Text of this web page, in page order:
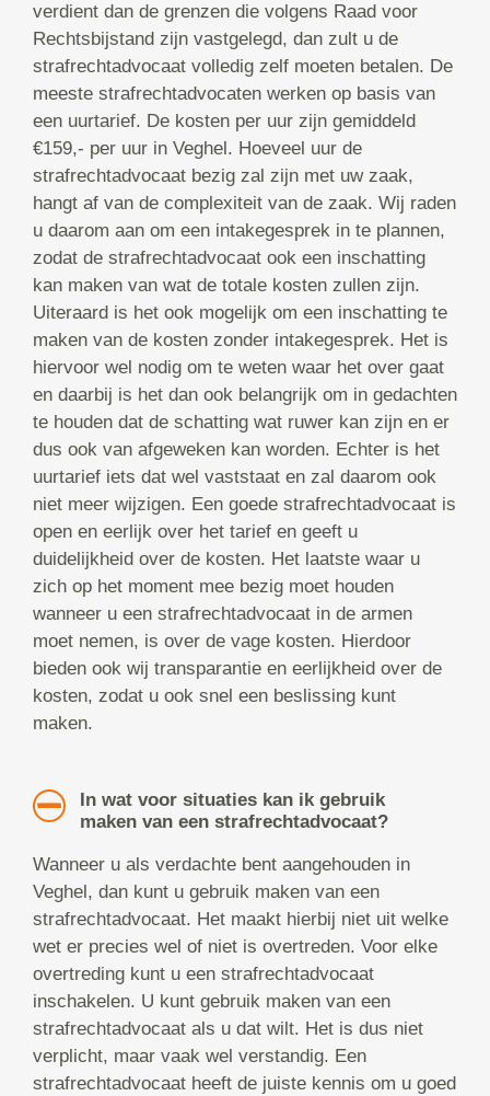
verdient dan de grenzen die volgens Raad voor
Rechtsbijstand zijn vastgelegd, dan zult u de
strafrechtadvocaat volledig zelf moeten betalen. De
meeste strafrechtadvocaten werken op basis van
een uurtarief. De kosten per uur zijn gemiddeld
€159,- per uur in Veghel. Hoeveel uur de
strafrechtadvocaat bezig zal zijn met uw zaak,
hangt af van de complexiteit van de zaak. Wij raden
u daarom aan om een intakegesprek in te plannen,
zodat de strafrechtadvocaat ook een inschatting
kan maken van wat de totale kosten zullen zijn.
Uiteraard is het ook mogelijk om een inschatting te
maken van de kosten zonder intakegesprek. Het is
hiervoor wel nodig om te weten waar het over gaat
en daarbij is het dan ook belangrijk om in gedachten
te houden dat de schatting wat ruwer kan zijn en er
dus ook van afgeweken kan worden. Echter is het
uurtarief iets dat wel vaststaat en zal daarom ook
niet meer wijzigen. Een goede strafrechtadvocaat is
open en eerlijk over het tarief en geeft u
duidelijkheid over de kosten. Het laatste waar u
zich op het moment mee bezig moet houden
wanneer u een strafrechtadvocaat in de armen
moet nemen, is over de vage kosten. Hierdoor
bieden ook wij transparantie en eerlijkheid over de
kosten, zodat u ook snel een beslissing kunt
maken.
In wat voor situaties kan ik gebruik
maken van een strafrechtadvocaat?
Wanneer u als verdachte bent aangehouden in
Veghel, dan kunt u gebruik maken van een
strafrechtadvocaat. Het maakt hierbij niet uit welke
wet er precies wel of niet is overtreden. Voor elke
overtreding kunt u een strafrechtadvocaat
inschakelen. U kunt gebruik maken van een
strafrechtadvocaat als u dat wilt. Het is dus niet
verplicht, maar vaak wel verstandig. Een
strafrechtadvocaat heeft de juiste kennis om u goed